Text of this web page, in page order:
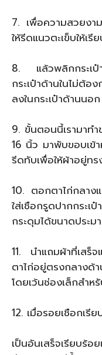
7. เพื่อความสวยงา
ให้รีดแนวตะเข็บให้เรี
8. แล้วพลิกกระเป๋
กระเป๋าด้านในไม่ต้อ
ลงในกระเป๋าด้านน
9. ขั้นตอนนี้เรามาท
16 นิ้ว มาพับขอบเข้
รีดทับเพื่อให้ผ้าอยู่ทร
10. ตอกตาไก่กลาง
ใส่เชือกรูดปากกระเ
กระดุมได้ขนาดประม
11. นำแถมผ้าที่เสร็
ตาไก่อยู่ตรงกลางด้
โดยเว้นช่องเล็กสำห
12. เมื่อรอยเชือกเรี
เป็นอันเสร็จเรียบร้อ